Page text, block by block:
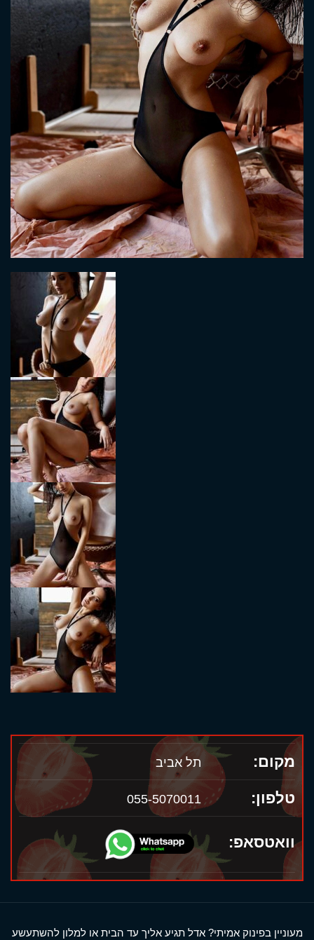
מקום: תל אביב
טלפון: 055-5070011
וואטסאפ:
מעוניין בפינוק אמיתי? אדל תגיע אליך עד הבית או למלון להשתעשע